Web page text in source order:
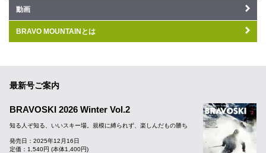
動画
BRAVO MOUNTAINとは
最新号ご案内
BRAVOSKI 2026 Winter Vol.2
知る人ぞ知る、いいスキー場。規模に縛られず、楽しんだもの勝ち
発売日：2025年12月16日
定価：1,540円 (本体1,400円)